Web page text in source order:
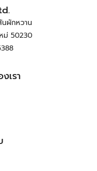
ผักหวาน
ม่ 50230
เรา